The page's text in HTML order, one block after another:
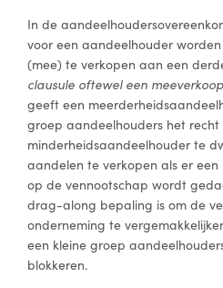
In de
voor een aandeelhouder
(mee) te verkopen aan een
clausule oftewel een
geeft een
groep aandeelhouders het recht
minderheidsaandeelhouder te
aandelen te verkopen als er
op de vennootschap wordt
drag-along bepaling is om de
onderneming te
een kleine groep
blokkeren.